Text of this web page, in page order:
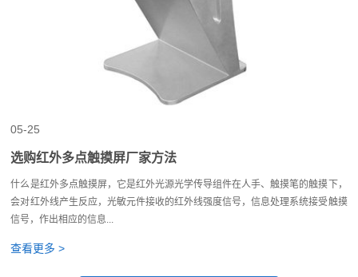
05-25
选购红外多点触摸屏厂家方法
什么是红外多点触摸屏，它是红外光源光学传导组件在人手、触摸笔的触摸下，
会对红外线产生反应，光敏元件接收的红外线强度信号，信息处理系统接受触摸
信号，作出相应的信息...
查看更多 >